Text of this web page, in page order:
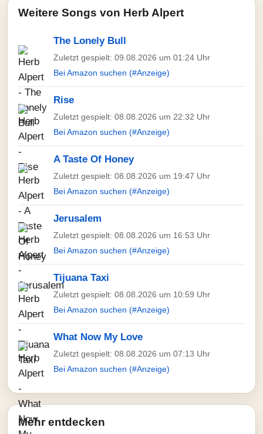
Weitere Songs von Herb Alpert
The Lonely Bull
Zuletzt gespielt: 09.08.2026 um 01:24 Uhr
Bei Amazon suchen (#Anzeige)
Rise
Zuletzt gespielt: 08.08.2026 um 22:32 Uhr
Bei Amazon suchen (#Anzeige)
A Taste Of Honey
Zuletzt gespielt: 08.08.2026 um 19:47 Uhr
Bei Amazon suchen (#Anzeige)
Jerusalem
Zuletzt gespielt: 08.08.2026 um 16:53 Uhr
Bei Amazon suchen (#Anzeige)
Tijuana Taxi
Zuletzt gespielt: 08.08.2026 um 10:59 Uhr
Bei Amazon suchen (#Anzeige)
What Now My Love
Zuletzt gespielt: 08.08.2026 um 07:13 Uhr
Bei Amazon suchen (#Anzeige)
Mehr entdecken